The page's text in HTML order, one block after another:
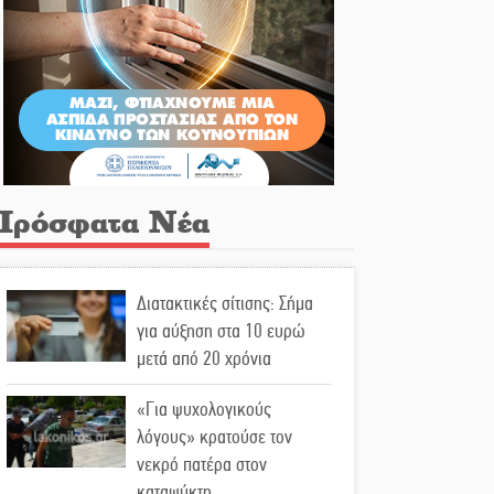
Νέα
Διατακτικές σίτισης: Σήμα
για αύξηση στα 10 ευρώ
μετά από 20 χρόνια
«Για ψυχολογικούς
λόγους» κρατούσε τον
νεκρό πατέρα στον